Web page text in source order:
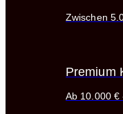
Zwischen
Premium
Ab 10.000 €